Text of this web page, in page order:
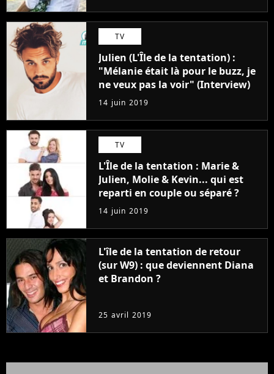
TV
Julien (L'Île de la tentation) :
"Mélanie était là pour le buzz, je
ne veux pas la voir" (Interview)
14 juin 2019
TV
L'Île de la tentation : Marie &
Julien, Molie & Kevin... qui est
reparti en couple ou séparé ?
14 juin 2019
L'île de la tentation de retour
(sur W9) : que deviennent Diana
et Brandon ?
25 avril 2019